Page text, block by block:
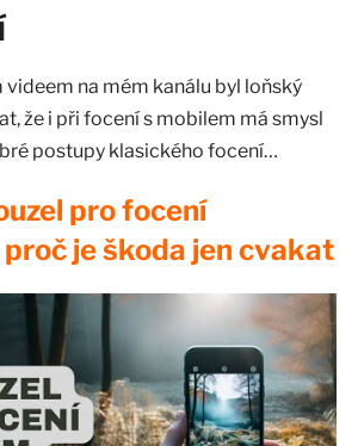
na mém kanálu byl loňský
že i při focení s mobilem má smysl
postupy klasického focení…
pro focení
je škoda jen cvakat